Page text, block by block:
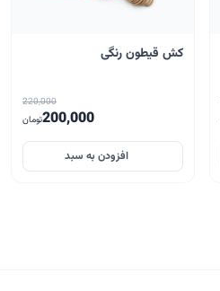
کش قیطون رنگی
220,000
200,000تومان
افزودن به سبد